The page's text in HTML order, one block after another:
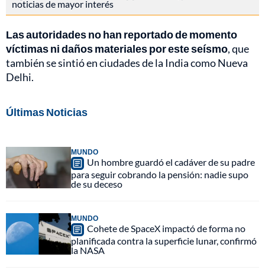
noticias de mayor interés
Las autoridades no han reportado de momento
víctimas ni daños materiales por este seísmo, que
también se sintió en ciudades de la India como Nueva
Delhi.
Últimas Noticias
MUNDO
Un hombre guardó el cadáver de su padre
para seguir cobrando la pensión: nadie supo
de su deceso
MUNDO
Cohete de SpaceX impactó de forma no
planificada contra la superficie lunar, confirmó
la NASA